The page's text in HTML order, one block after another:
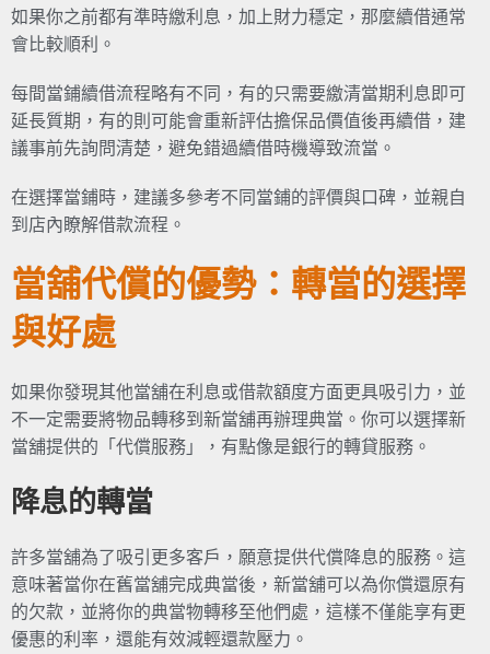
如果你之前都有準時繳利息，加上財力穩定，那麼續借通常
會比較順利。
每間當鋪續借流程略有不同，有的只需要繳清當期利息即可
延長質期，有的則可能會重新評估擔保品價值後再續借，建
議事前先詢問清楚，避免錯過續借時機導致流當。
在選擇當鋪時，建議多參考不同當鋪的評價與口碑，並親自
到店內瞭解借款流程。
當舖代償的優勢：轉當的選擇
與好處
如果你發現其他當舖在利息或借款額度方面更具吸引力，並
不一定需要將物品轉移到新當舖再辦理典當。你可以選擇新
當舖提供的「代償服務」，有點像是銀行的轉貸服務。
降息的轉當
許多當舖為了吸引更多客戶，願意提供代償降息的服務。這
意味著當你在舊當舖完成典當後，新當舖可以為你償還原有
的欠款，並將你的典當物轉移至他們處，這樣不僅能享有更
優惠的利率，還能有效減輕還款壓力。